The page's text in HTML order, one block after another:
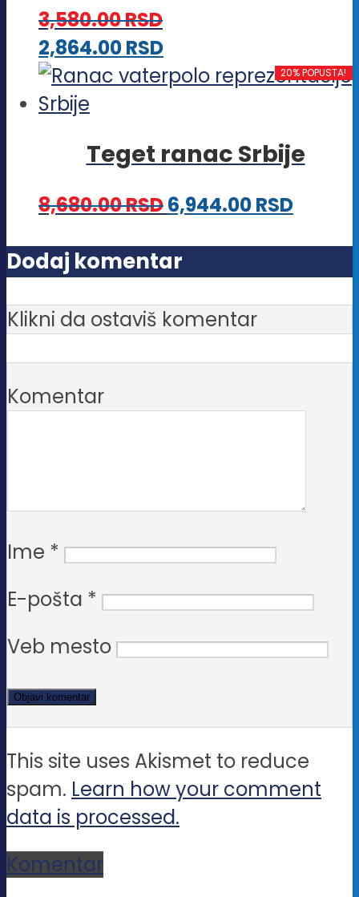
mogu
biti
izabrane
stranici
proizvoda.
3,580.00RSD
2,864.00RSDOvaj
proizvod
varijanti.
mogu
biti
izabrane
na
stranici
proizvoda.
20% POPUSTA!
Teget ranac Srbije
8,680.00RSD6,944.00RSD
Dodaj komentar
Klikni da ostaviš komentar
Komentar
Ime *
E-pošta *
Veb mesto
This site uses Akismet to reduce
spam. Learn how your comment
data is processed.
Komentar